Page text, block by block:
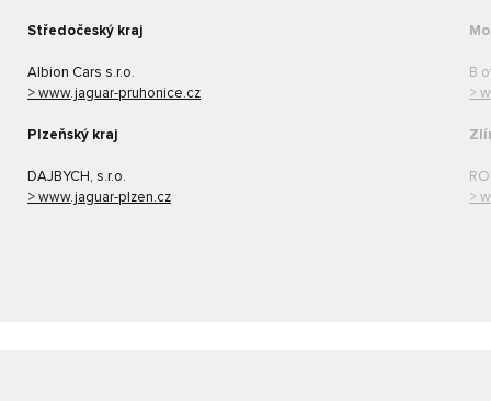
Středočeský kraj
Albion Cars s.r.o.
> www.jaguar-pruhonice.cz
Plzeňský kraj
DAJBYCH, s.r.o.
> www.jaguar-plzen.cz
B
>
>